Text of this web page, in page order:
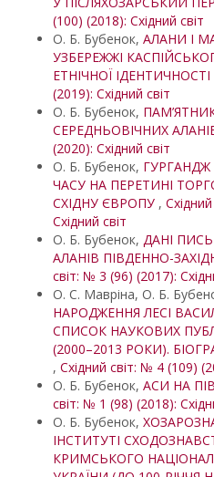
(100) (2018): Східний світ
О. Б. Бубенок, АЛАНИ І
УЗБЕРЕЖЖІ
ЕТНІЧНОЇ ІДЕНТИЧНОСТІ
(2019): Східний світ
О. Б. Бубенок,
СЕРЕДНЬОВІЧНИХ
(2020): Східний світ
О. Б. Бубенок,
ЧАСУ НА ПЕРЕТИНІ
СХІДНУ ЄВРОПУ ,
Східний світ
О. Б. Бубенок, ДАНІ
АЛАНІВ ПІВДЕННО-
світ: № 3 (96) (2017):
О. С. Мавріна, О. Б.
НАРОДЖЕННЯ ЛЕСІ
СПИСОК НАУКОВИХ
(2000–2013 РОКИ).
, Східний світ: № 4 (109)
О. Б. Бубенок, АСИ НА
світ: № 1 (98) (2018):
О. Б. Бубенок,
ІНСТИТУТІ
КРИМСЬКОГО